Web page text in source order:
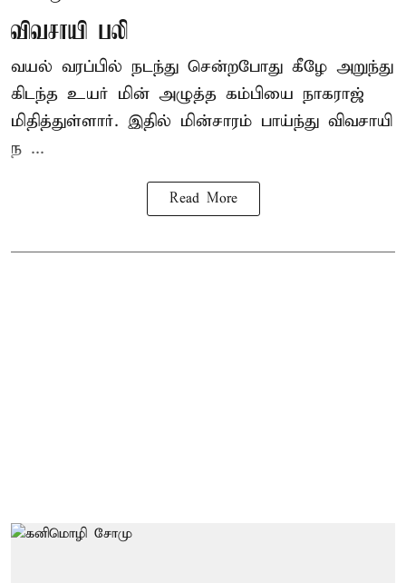
விவசாயி பலி
வயல் வரப்பில் நடந்து சென்றபோது கீழே அறுந்து
கிடந்த உயர் மின் அழுத்த கம்பியை நாகராஜ்
மிதித்துள்ளார். இதில் மின்சாரம் பாய்ந்து விவசாயி
ந ...
Read More